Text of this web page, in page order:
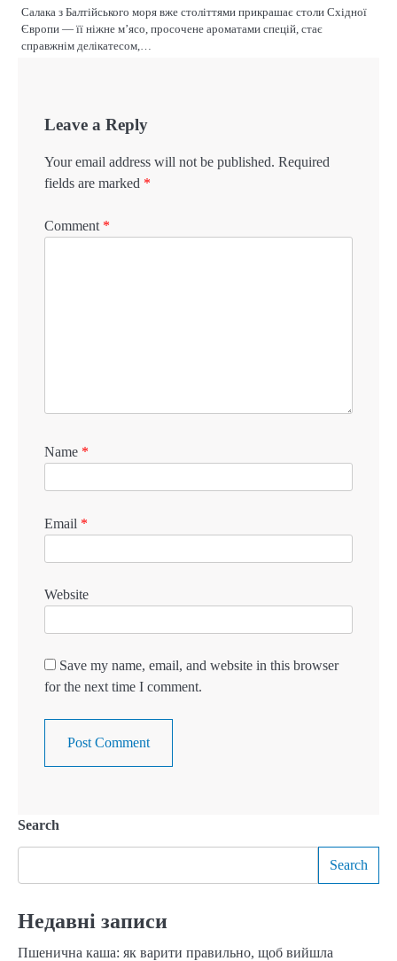
Салака з Балтійського моря вже століттями прикрашає столи Східної
Європи — її ніжне м’ясо, просочене ароматами спецій, стає
справжнім делікатесом,…
Leave a Reply
Your email address will not be published. Required
fields are marked *
Comment *
Name *
Email *
Website
Save my name, email, and website in this browser
for the next time I comment.
Search
Search
Недавні записи
Пшенична каша: як варити правильно, щоб вийшла